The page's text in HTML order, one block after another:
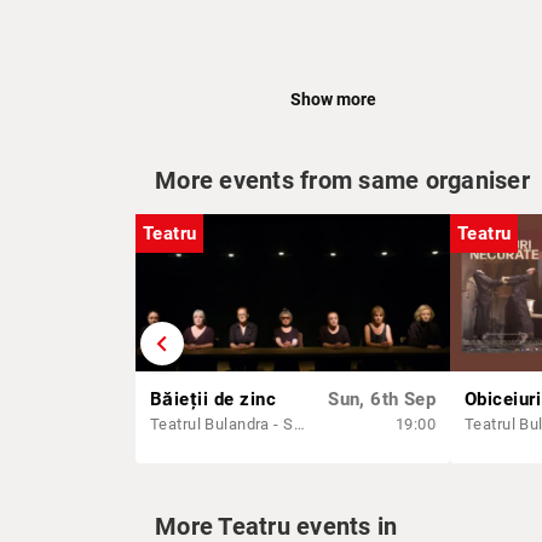
De peste 400 de ani, Romeo și
tristă a (prea) tinerilor
Show more
More events from same organiser
chevron_left
Teatru
Băieții de zinc
Teatrul Bulandra - Sala Toma Caragiu
Sun, 6th Sep
19:00
Teatru
More Teatru events in